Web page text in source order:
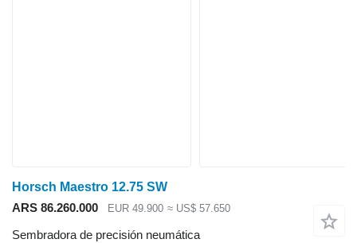
Horsch Maestro 12.75 SW
ARS 86.260.000
EUR 49.900 ≈ US$ 57.650
Sembradora de precisión neumática